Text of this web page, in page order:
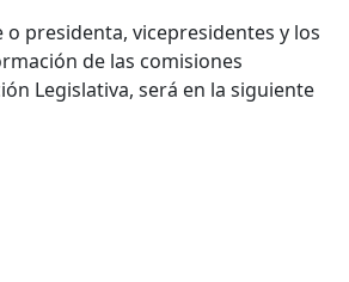
presidenta, vicepresidentes y los
de las comisiones
Legislativa, será en la siguiente